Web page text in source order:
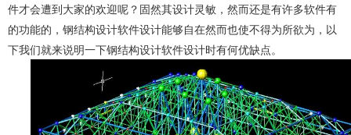
件才会遭到大家的欢迎呢？固然其设计灵敏，然而还是有许多软件有
的功能的，钢结构设计软件设计能够自在然而也使不得为所欲为，以
下我们就来说明一下钢结构设计软件设计时有何优缺点。